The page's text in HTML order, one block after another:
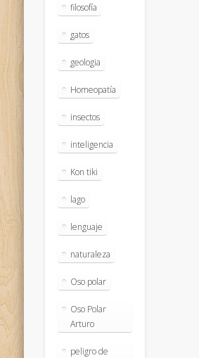
filosofía
gatos
geologia
Homeopatía
insectos
inteligencia
Kon tiki
lago
lenguaje
naturaleza
Oso polar
Oso Polar
Arturo
peligro de